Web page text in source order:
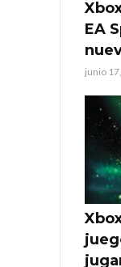
EA
junio